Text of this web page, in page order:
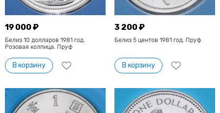
19 000 ₽
Белиз 10 долларов 1981 год.
Розовая колпица. Пруф
В корзину
3 200 ₽
Белиз 5 центов 1981 год. Пруф
В корзину